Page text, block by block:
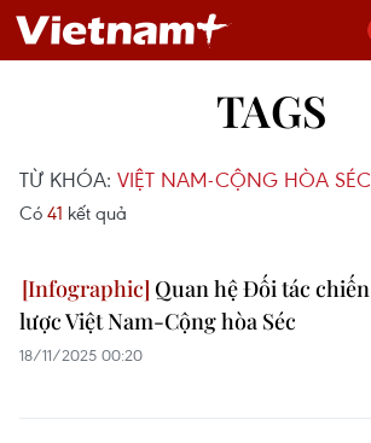
TAGS
TỪ KHÓA: VIỆT NAM-CỘNG HÒA SÉC
Có 41 kết quả
Quan hệ Đối tác chiến
lược Việt Nam-Cộng hòa Séc
18/11/2025 00:20